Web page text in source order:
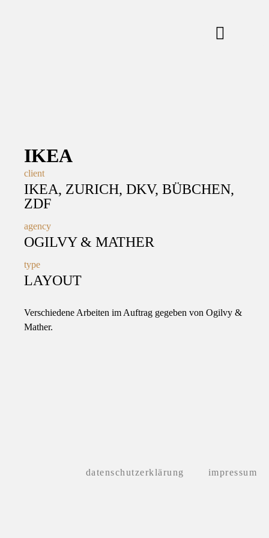
IKEA
client
IKEA, ZURICH, DKV, BÜBCHEN,
ZDF
agency
OGILVY & MATHER
type
LAYOUT
Verschiedene Arbeiten im Auftrag gegeben von Ogilvy &
Mather.
datenschutzerklärung impressum